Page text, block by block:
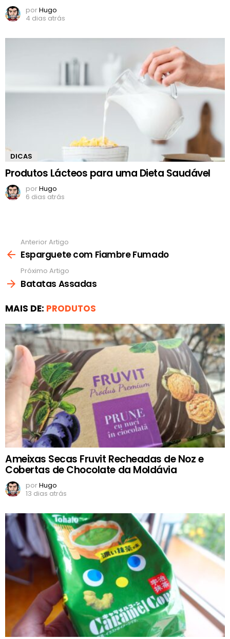
porHugo
4 dias atrás
DICAS
Produtos Lácteos para uma Dieta Saudável
porHugo
6 dias atrás
mais
Anterior Artigo
Esparguete com Fiambre Fumado
Próximo Artigo
Batatas Assadas
MAIS DE: PRODUTOS
Ameixas Secas Fruvit Recheadas de Noz e
Cobertas de Chocolate da Moldávia
porHugo
13 dias atrás